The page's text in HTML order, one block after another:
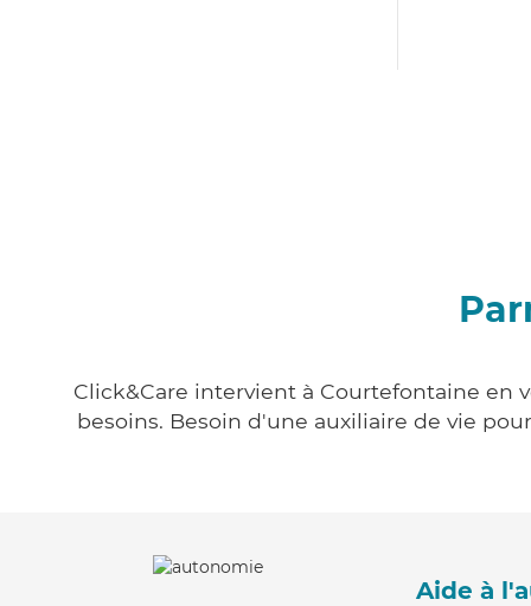
Click&Care intervient à Courtefontaine en
besoins. Besoin d'une auxiliaire de vie
Aide à